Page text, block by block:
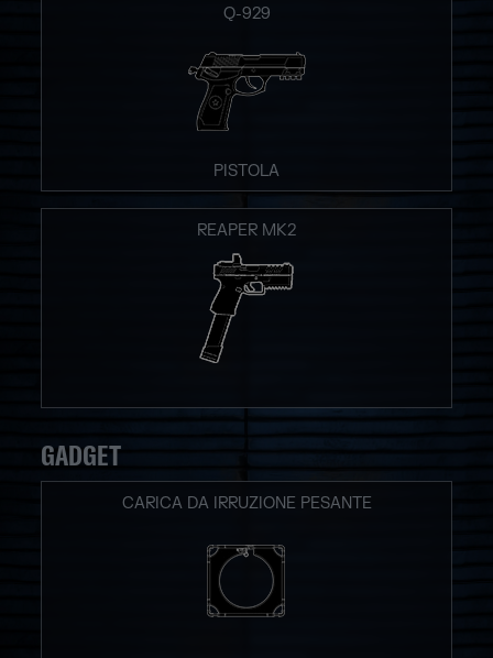
Q-929
PISTOLA
REAPER MK2
GADGET
CARICA DA IRRUZIONE PESANTE